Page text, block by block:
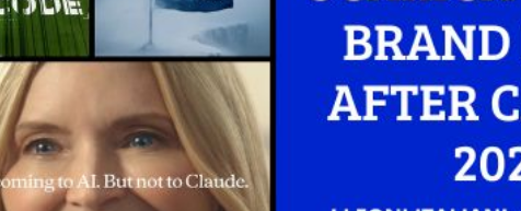
PUNTI VENDITA
CSR
STRATEGIE